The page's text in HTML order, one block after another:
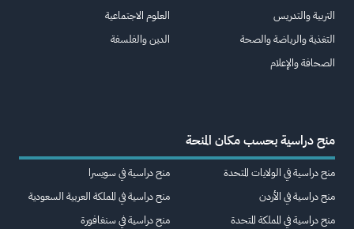
التربية والتدريس
التغذية والرياضة والصحة
الصحافة والإعلام
العلوم الاجتماعية
الدين والفلسفة
منح دراسية بحسب مكان المنحة
منح دراسية في الولايات المتحدة
منح دراسية في الأردن
منح دراسية في المملكة المتحدة
منح دراسية في سويسرا
منح دراسية في المملكة العربية السعودية
منح دراسية في سنغافورة